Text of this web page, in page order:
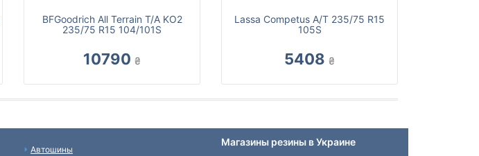
BFGoodrich All Terrain T/A KO2
235/75 R15 104/101S
10790 ₴
Lassa Competus A/T 235/75 R15
105S
5408 ₴
Автошины
Магазины резины в Украине